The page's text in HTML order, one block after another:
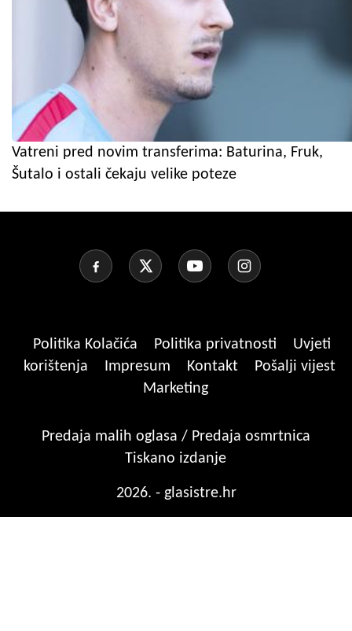
Vatreni pred novim transferima: Baturina, Fruk,
Šutalo i ostali čekaju velike poteze
Politika Kolačića Politika privatnosti
Uvjeti
korištenja
Impresum Kontakt
Pošalji vijest
Marketing
Predaja malih oglasa / Predaja osmrtnica
Tiskano izdanje
2026. - glasistre.hr